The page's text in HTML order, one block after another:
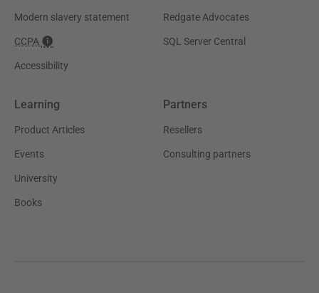
Modern slavery statement
CCPA
Accessibility
Redgate Advocates
SQL Server Central
Learning
Product Articles
Events
University
Books
Partners
Resellers
Consulting partners